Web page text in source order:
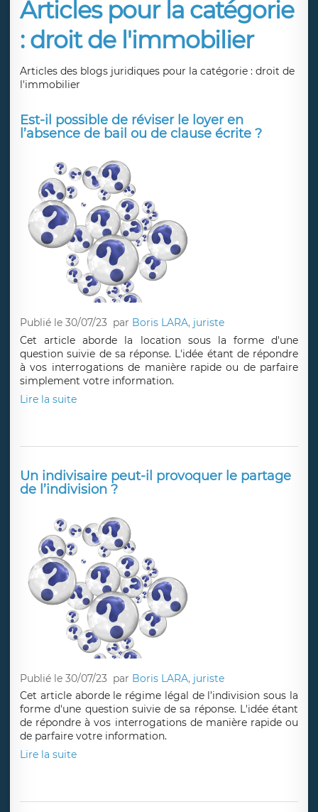
Articles pour la catégorie
: droit de l'immobilier
Articles des blogs juridiques pour la catégorie : droit de
l'immobilier
Est-il possible de réviser le loyer en
l’absence de bail ou de clause écrite ?
Publié le 30/07/23 par Boris LARA, juriste
Cet article aborde la location sous la forme d'une
question suivie de sa réponse. L'idée étant de répondre
à vos interrogations de manière rapide ou de parfaire
simplement votre information.
Lire la suite
Un indivisaire peut-il provoquer le partage
de l’indivision ?
Publié le 30/07/23 par Boris LARA, juriste
Cet article aborde le régime légal de l’indivision sous la
forme d'une question suivie de sa réponse. L'idée étant
de répondre à vos interrogations de manière rapide ou
de parfaire votre information.
Lire la suite